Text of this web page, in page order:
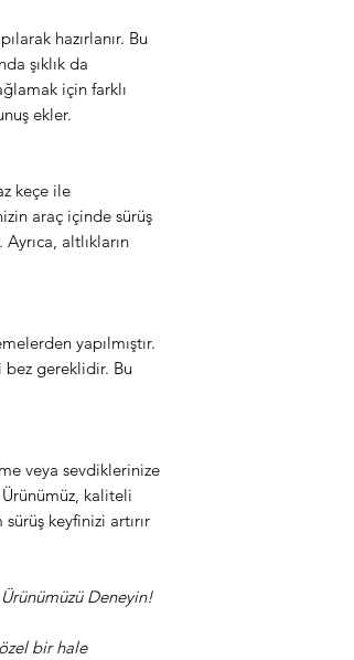
hazırlanır. Bu
şıklık da
için farklı
ekler.
keçe ile
araç içinde sürüş
Ayrıca, altlıkların
yapılmıştır.
gereklidir. Bu
veya sevdiklerinize
kaliteli
keyfinizi artırır
Ürünümüzü Deneyin!
bir hale